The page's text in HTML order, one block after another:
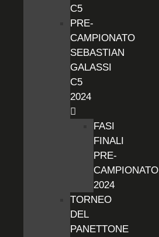
C5
PRE-
CAMPIONATO
SEBASTIAN
GALASSI
C5
2024
FASI
FINALI
PRE-
CAMPIONATO
2024
TORNEO
DEL
PANETTONE